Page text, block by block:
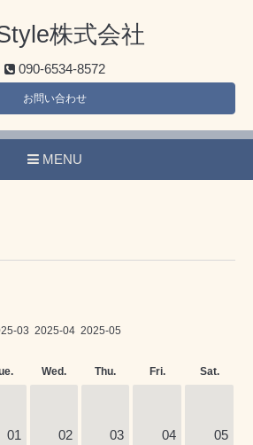
株式会社
090-6534-8572
お問い合わせ
MENU
03 2025-04 2025-05
Wed. Thu. Fri. Sat.
01 02 03 04 05